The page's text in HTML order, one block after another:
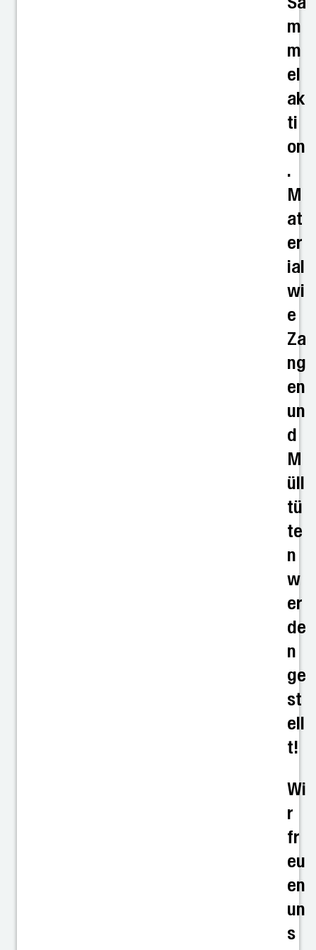
m
m
el
ak
ti
on
.
M
at
er
ial
wi
e
Za
ng
en
un
d
M
üll
tü
te
n
w
er
de
n
ge
st
ell
t!
Wi
r
fr
eu
en
un
s